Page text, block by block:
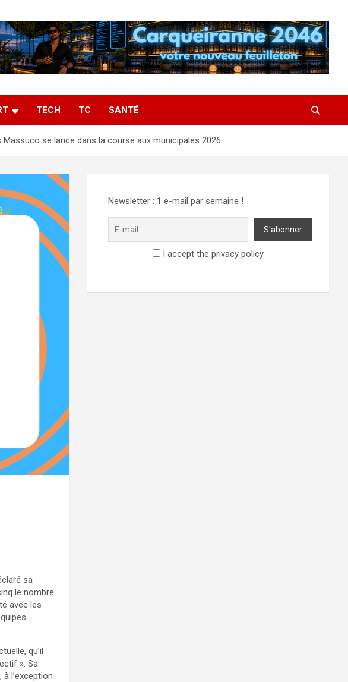
TECH TC SANTÉ
se lance dans la course aux municipales 2026
sa
le nombre
avec les
qu’il
». Sa
l’exception
Newsletter : 1 e-mail par semaine !
I accept the privacy policy